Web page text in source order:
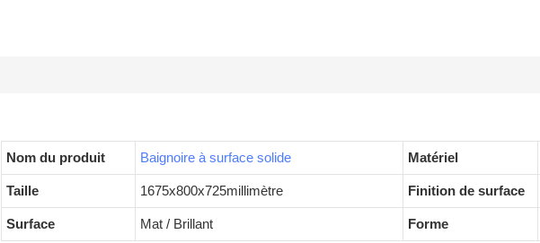
Nom du produit Baignoire à surface solide Matériel
Taille 1675x800x725millimètre Finition de surface
Surface Mat / Brillant Forme